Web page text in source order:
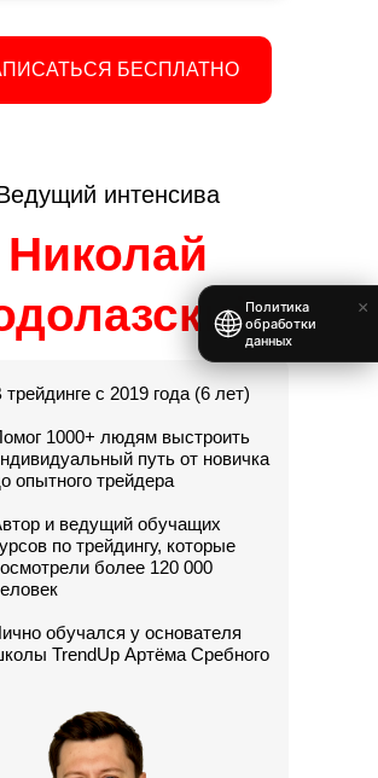
БЕСПЛАТНО
Николай
интенсива
трейдинге с 2019 года (6 лет)
1000+ людям выстроить
путь от новичка
опытного трейдера
и ведущий обучащих
по трейдингу, которые
более 120 000
обучался у основателя
TrendUp Артёма Сребного
Политика
обработки
данных
×